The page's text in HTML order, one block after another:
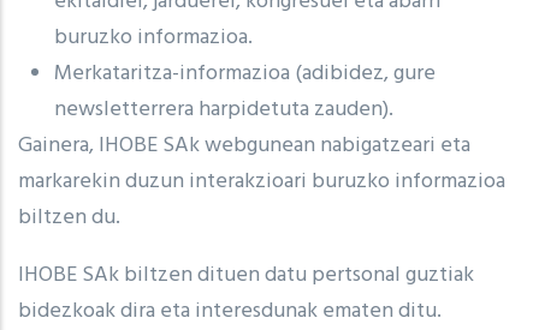
buruzko informazioa.
Merkataritza-informazioa (adibidez, gure
newsletterrera harpidetuta zauden).
Gainera, IHOBE SAk webgunean nabigatzeari eta
markarekin duzun interakzioari buruzko informazioa
biltzen du.
IHOBE SAk biltzen dituen datu pertsonal guztiak
bidezkoak dira eta interesdunak ematen ditu.